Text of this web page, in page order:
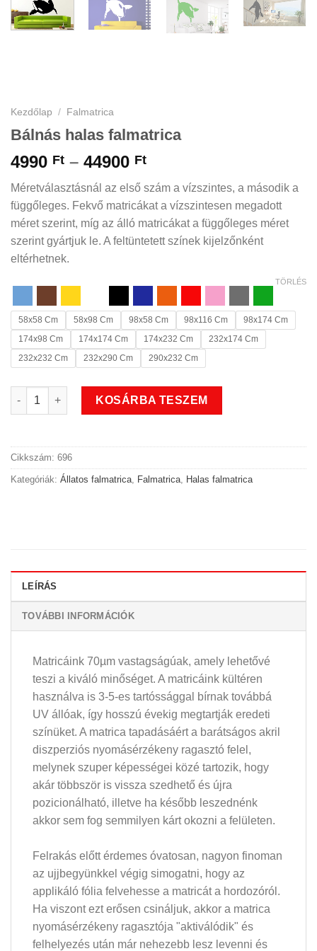
Kezdőlap / Falmatrica
Bálnás halas falmatrica
4990 Ft – 44900 FtÁrtartomány:
4990 Ft
-
44900 Ft
Méretválasztásnál az első szám a vízszintes, a második a
függőleges. Fekvő matricákat a vízszintesen megadott
méret szerint, míg az álló matricákat a függőleges méret
szerint gyártjuk le. A feltüntetett színek kijelzőnként
eltérhetnek.
58x58 Cm 58x98 Cm 98x58 Cm 98x116 Cm
98x174 Cm
174x98 Cm
174x174 Cm 174x232 Cm
232x174 Cm
232x232 Cm
232x290 Cm 290x232 Cm
TÖRLÉS
Bálnás halas falmatrica mennyiség
KOSÁRBA TESZEM
Cikkszám: 696
Kategóriák: Állatos falmatrica Falmatrica Halas falmatrica
LEÍRÁS
TOVÁBBI INFORMÁCIÓK
Matricáink 70µm vastagságúak, amely lehetővé
teszi a kiváló minőséget. A matricáink kültéren
használva is 3-5-es tartóssággal bírnak továbbá
UV állóak, így hosszú évekig megtartják eredeti
színüket. A matrica tapadásáért a barátságos akril
diszperziós nyomásérzékeny ragasztó felel,
melynek szuper képességei közé tartozik, hogy
akár többször is vissza szedhető és újra
pozicionálható, illetve ha később leszednénk
akkor sem fog semmilyen kárt okozni a felületen.
Felrakás előtt érdemes óvatosan, nagyon finoman
az ujjbegyünkkel végig simogatni, hogy az
applikáló fólia felvehesse a matricát a hordozóról.
Ha viszont ezt erősen csináljuk, akkor a matrica
nyomásérzékeny ragasztója "aktiválódik" és
felhelyezés után már nehezebb lesz levenni és